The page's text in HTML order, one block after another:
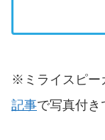
※ミライスピー
記事で写真付き